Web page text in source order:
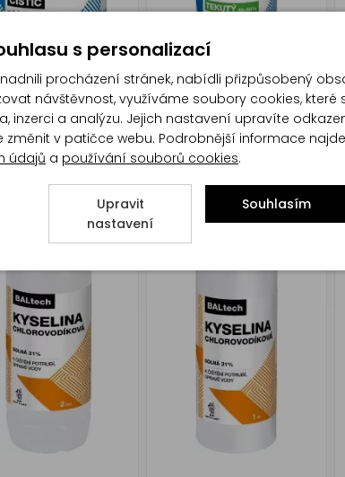
hydroxid sodný k
odpadů, 1 kg
BALTECH hydroxid sodný k
čištění odpadů, tekutý, 1 l
s personalizací
procházení stránek, nabídli přizpůsobený
návštěvnost, využíváme soubory cookies,
inzerci a analýzu. Jejich nastavení upravíte
změnit v patičce webu. Podrobnější informace
údajů a používání souborů cookies.
Upravit
nastavení
Souhlasím